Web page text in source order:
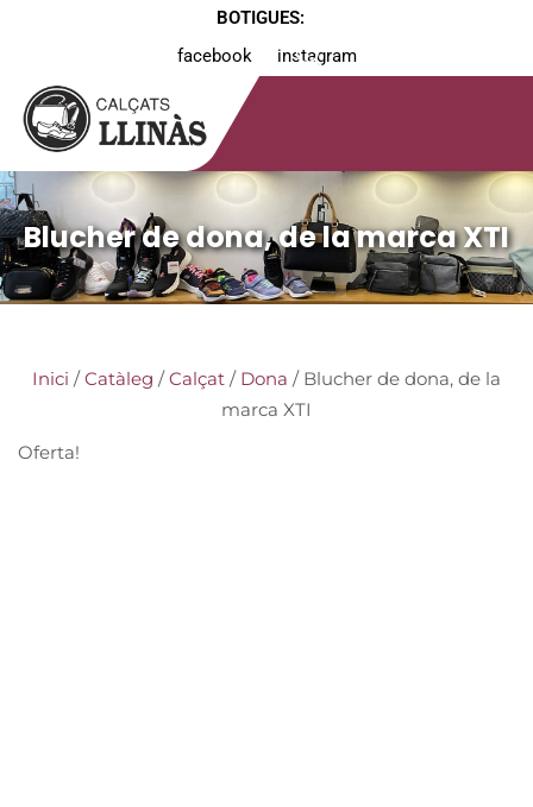
BOTIGUES:
facebook
instagram
Blucher de dona, de la marca XTI
Inici /Catàleg /Calçat / Dona / Blucher de dona, de la
marca XTI
Oferta!